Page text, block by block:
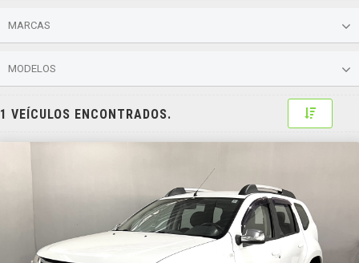
MARCAS
MODELOS
1 VEÍCULOS ENCONTRADOS. Toggle